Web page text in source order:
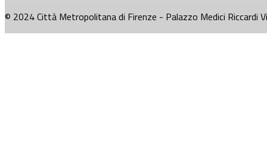
© 2024 Città Metropolitana di Firenze - Palazzo Medici Riccardi